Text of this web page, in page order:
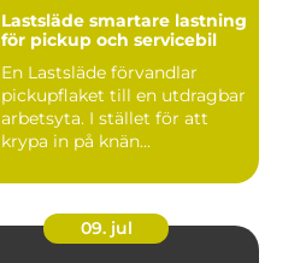
Lastsläde smartare lastning
för pickup och servicebil
En Lastsläde förvandlar
pickupflaket till en utdragbar
arbetsyta. I stället för att
krypa in på knän...
09. jul